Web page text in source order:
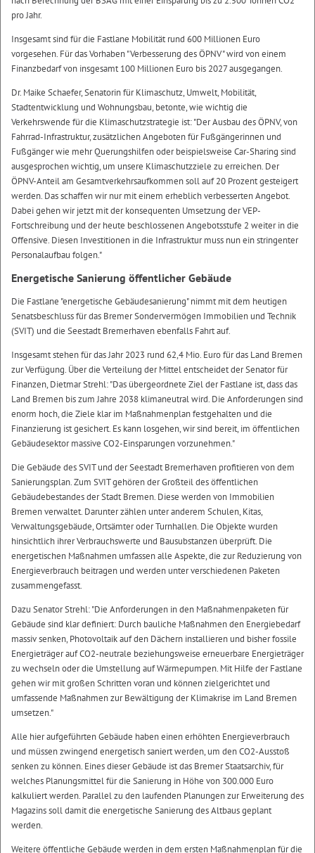
pro Jahr.
Insgesamt sind für die Fastlane Mobilität rund 600 Millionen Euro
vorgesehen. Für das Vorhaben "Verbesserung des ÖPNV" wird von einem
Finanzbedarf von insgesamt 100 Millionen Euro bis 2027 ausgegangen.
Dr. Maike Schaefer, Senatorin für Klimaschutz, Umwelt, Mobilität,
Stadtentwicklung und Wohnungsbau, betonte, wie wichtig die
Verkehrswende für die Klimaschutzstrategie ist: "Der Ausbau des ÖPNV, von
Fahrrad-Infrastruktur, zusätzlichen Angeboten für Fußgängerinnen und
Fußgänger wie mehr Querungshilfen oder beispielsweise Car-Sharing sind
ausgesprochen wichtig, um unsere Klimaschutzziele zu erreichen. Der
ÖPNV-Anteil am Gesamtverkehrsaufkommen soll auf 20 Prozent gesteigert
werden. Das schaffen wir nur mit einem erheblich verbesserten Angebot.
Dabei gehen wir jetzt mit der konsequenten Umsetzung der VEP-
Fortschreibung und der heute beschlossenen Angebotsstufe 2 weiter in die
Offensive. Diesen Investitionen in die Infrastruktur muss nun ein stringenter
Personalaufbau folgen."
Energetische Sanierung öffentlicher Gebäude
Die Fastlane "energetische Gebäudesanierung" nimmt mit dem heutigen
Senatsbeschluss für das Bremer Sondervermögen Immobilien und Technik
(SVIT) und die Seestadt Bremerhaven ebenfalls Fahrt auf.
Insgesamt stehen für das Jahr 2023 rund 62,4 Mio. Euro für das Land Bremen
zur Verfügung. Über die Verteilung der Mittel entscheidet der Senator für
Finanzen, Dietmar Strehl: "Das übergeordnete Ziel der Fastlane ist, dass das
Land Bremen bis zum Jahre 2038 klimaneutral wird. Die Anforderungen sind
enorm hoch, die Ziele klar im Maßnahmenplan festgehalten und die
Finanzierung ist gesichert. Es kann losgehen, wir sind bereit, im öffentlichen
Gebäudesektor massive CO2-Einsparungen vorzunehmen."
Die Gebäude des SVIT und der Seestadt Bremerhaven profitieren von dem
Sanierungsplan. Zum SVIT gehören der Großteil des öffentlichen
Gebäudebestandes der Stadt Bremen. Diese werden von Immobilien
Bremen verwaltet. Darunter zählen unter anderem Schulen, Kitas,
Verwaltungsgebäude, Ortsämter oder Turnhallen. Die Objekte wurden
hinsichtlich ihrer Verbrauchswerte und Bausubstanzen überprüft. Die
energetischen Maßnahmen umfassen alle Aspekte, die zur Reduzierung von
Energieverbrauch beitragen und werden unter verschiedenen Paketen
zusammengefasst.
Dazu Senator Strehl: "Die Anforderungen in den Maßnahmenpaketen für
Gebäude sind klar definiert: Durch bauliche Maßnahmen den Energiebedarf
massiv senken, Photovoltaik auf den Dächern installieren und bisher fossile
Energieträger auf CO2-neutrale beziehungsweise erneuerbare Energieträger
zu wechseln oder die Umstellung auf Wärmepumpen. Mit Hilfe der Fastlane
gehen wir mit großen Schritten voran und können zielgerichtet und
umfassende Maßnahmen zur Bewältigung der Klimakrise im Land Bremen
umsetzen."
Alle hier aufgeführten Gebäude haben einen erhöhten Energieverbrauch
und müssen zwingend energetisch saniert werden, um den CO2-Ausstoß
senken zu können. Eines dieser Gebäude ist das Bremer Staatsarchiv, für
welches Planungsmittel für die Sanierung in Höhe von 300.000 Euro
kalkuliert werden. Parallel zu den laufenden Planungen zur Erweiterung des
Magazins soll damit die energetische Sanierung des Altbaus geplant
werden.
Weitere öffentliche Gebäude werden in dem ersten Maßnahmenplan für die